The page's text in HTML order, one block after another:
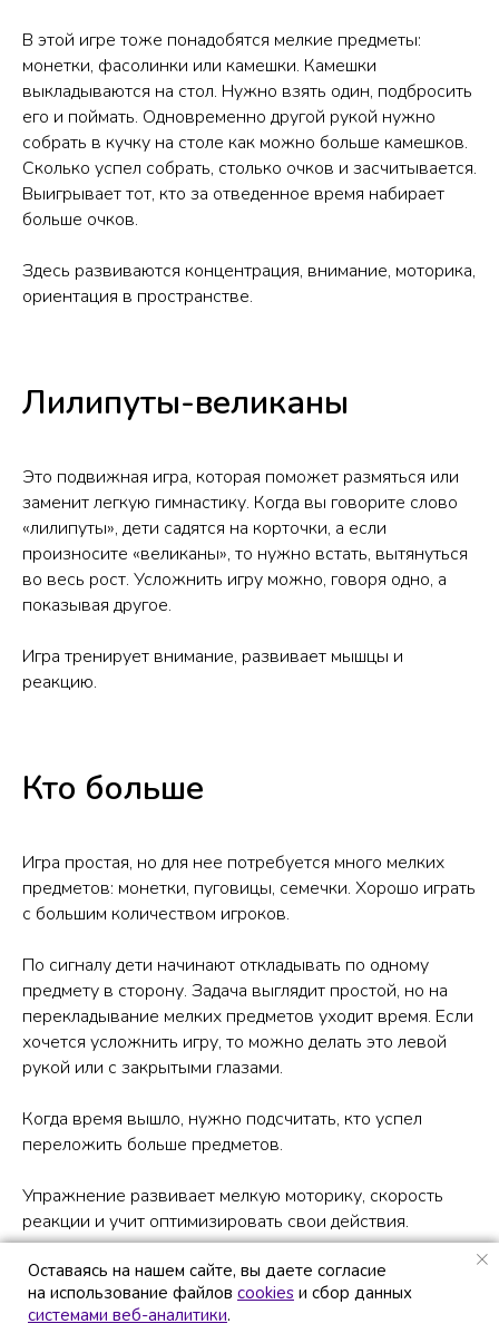
Оставаясь на нашем сайте, вы даете согласие
на использование файлов cookies и сбор данных
системами веб-аналитики.
Оставаясь на нашем сайте, вы даете согласие
на использование файлов cookies и сбор данных
системами веб-аналитики.
В этой игре тоже понадобятся мелкие предметы:
монетки, фасолинки или камешки. Камешки
выкладываются на стол. Нужно взять один, подбросить
его и поймать. Одновременно другой рукой нужно
собрать в кучку на столе как можно больше камешков.
Сколько успел собрать, столько очков и засчитывается.
Выигрывает тот, кто за отведенное время набирает
больше очков.
Здесь развиваются концентрация, внимание, моторика,
ориентация в пространстве.
Лилипуты-великаны
Это подвижная игра, которая поможет размяться или
заменит легкую гимнастику. Когда вы говорите слово
«лилипуты», дети садятся на корточки, а если
произносите «великаны», то нужно встать, вытянуться
во весь рост. Усложнить игру можно, говоря одно, а
показывая другое.
Игра тренирует внимание, развивает мышцы и
реакцию.
Кто больше
Игра простая, но для нее потребуется много мелких
предметов: монетки, пуговицы, семечки. Хорошо играть
с большим количеством игроков.
По сигналу дети начинают откладывать по одному
предмету в сторону. Задача выглядит простой, но на
перекладывание мелких предметов уходит время. Если
хочется усложнить игру, то можно делать это левой
рукой или с закрытыми глазами.
Когда время вышло, нужно подсчитать, кто успел
переложить больше предметов.
Упражнение развивает мелкую моторику, скорость
реакции и учит оптимизировать свои действия.
Башня из стаканчиков